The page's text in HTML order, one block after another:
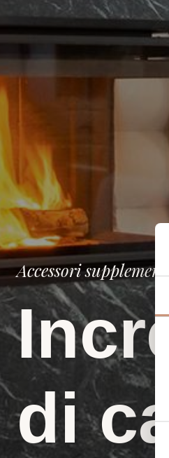
Accessori
di